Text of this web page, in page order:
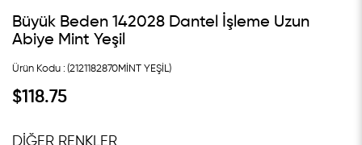
Büyük Beden 142028 Dantel İşleme Uzun
Abiye Mint Yeşil
(2121182870MİNT YEŞİL)
$118.75
DIĞER RENKLER